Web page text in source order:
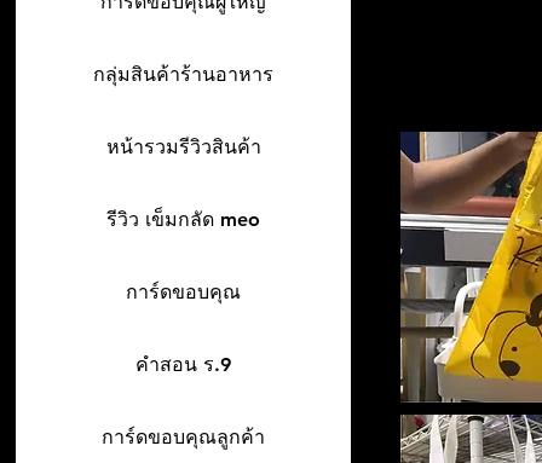
กลุ่มสินค้าร้านอาหาร
หน้ารวมรีวิวสินค้า
รีวิว เข็มกลัด meo
การ์ดขอบคุณ
คำสอน ร.9
การ์ดขอบคุณลูกค้า